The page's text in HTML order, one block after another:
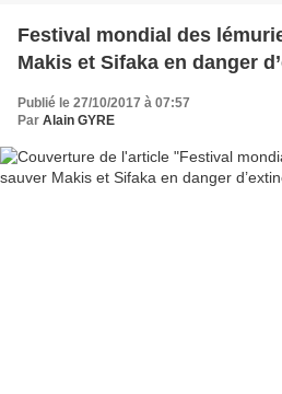
Festival mondial des
Makis et Sifaka en danger
Publié le 27/10/2017 à 07:57
Par Alain GYRE